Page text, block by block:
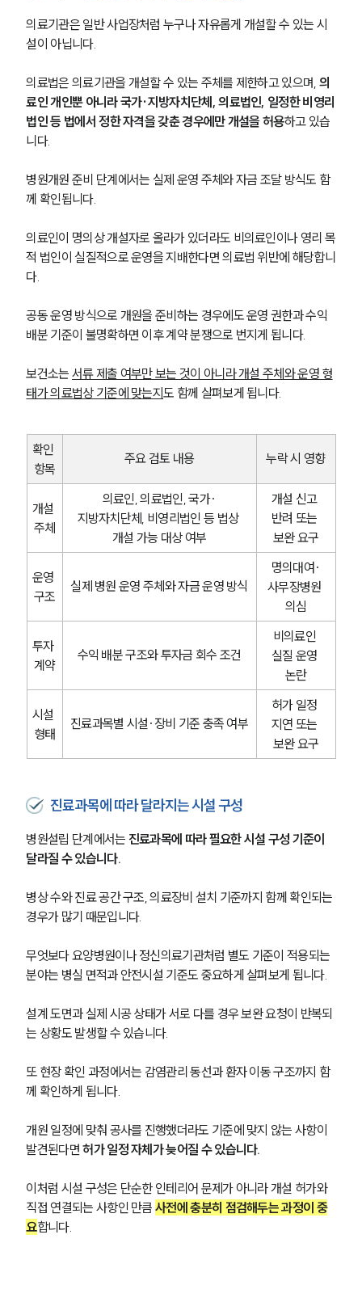
의료기관은 일반 사업장처럼 누구나 자유롭게 개설할 수 있는 시
설이 아닙니다.
의료법은 의료기관을 개설할 수 있는 주체를 제한하고 있으며, 의
료인 개인뿐 아니라 국가·지방자치단체, 의료법인, 일정한 비영리
법인 등 법에서 정한 자격을 갖춘 경우에만 개설을 허용하고 있습
니다.
병원개원 준비 단계에서는 실제 운영 주체와 자금 조달 방식도 함
께 확인됩니다.
의료인이 명의상 개설자로 올라가 있더라도 비의료인이나 영리 목
적 법인이 실질적으로 운영을 지배한다면 의료법 위반에 해당합니
다.
공동 운영 방식으로 개원을 준비하는 경우에도 운영 권한과 수익
배분 기준이 불명확하면 이후 계약 분쟁으로 번지게 됩니다.
보건소는 서류 제출 여부만 보는 것이 아니라 개설 주체와 운영 형
태가 의료법상 기준에 맞는지도 함께 살펴보게 됩니다.
확인
항목
주요 검토 내용 누락 시 영향
개설
주체
의료인, 의료법인, 국가·
지방자치단체, 비영리법인 등 법상
개설 가능 대상 여부
개설 신고
반려 또는
보완 요구
운영
구조
실제 병원 운영 주체와 자금 운영 방식
명의대여·
사무장병원
의심
투자
계약
수익 배분 구조와 투자금 회수 조건
비의료인
실질 운영
논란
시설
형태
진료과목별 시설·장비 기준 충족 여부
허가 일정
지연 또는
보완 요구
진료과목에 따라 달라지는 시설 구성
병원설립 단계에서는 진료과목에 따라 필요한 시설 구성 기준이
달라질 수 있습니다.
병상 수와 진료 공간 구조, 의료장비 설치 기준까지 함께 확인되는
경우가 많기 때문입니다.
무엇보다 요양병원이나 정신의료기관처럼 별도 기준이 적용되는
분야는 병실 면적과 안전시설 기준도 중요하게 살펴보게 됩니다.
설계 도면과 실제 시공 상태가 서로 다를 경우 보완 요청이 반복되
는 상황도 발생할 수 있습니다.
또 현장 확인 과정에서는 감염관리 동선과 환자 이동 구조까지 함
께 확인하게 됩니다.
개원 일정에 맞춰 공사를 진행했더라도 기준에 맞지 않는 사항이
발견된다면 허가 일정 자체가 늦어질 수 있습니다.
이처럼 시설 구성은 단순한 인테리어 문제가 아니라 개설 허가와
직접 연결되는 사항인 만큼 사전에 충분히 점검해두는 과정이 중
요합니다.